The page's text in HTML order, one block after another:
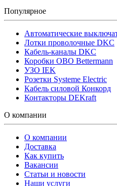
Популярное
Автоматические
Лотки проволочные DKC
Кабель-каналы DKC
Коробки OBO Bettermann
УЗО IEK
Розетки Systeme Electric
Кабель силовой Конкорд
Контакторы DEKraft
О компании
О компании
Доставка
Как купить
Вакансии
Статьи и новости
Наши услуги